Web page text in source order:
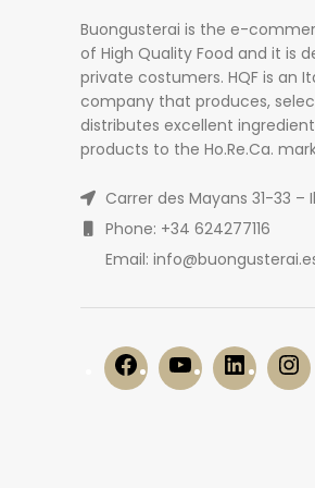
Buongusterai is the e-
of High Quality Food and it is
private costumers. HQF is an
company that produces,
distributes excellent
products to the Ho.Re.Ca.
Carrer des Mayans 31-33 –
Phone: +34 624277116
Email: